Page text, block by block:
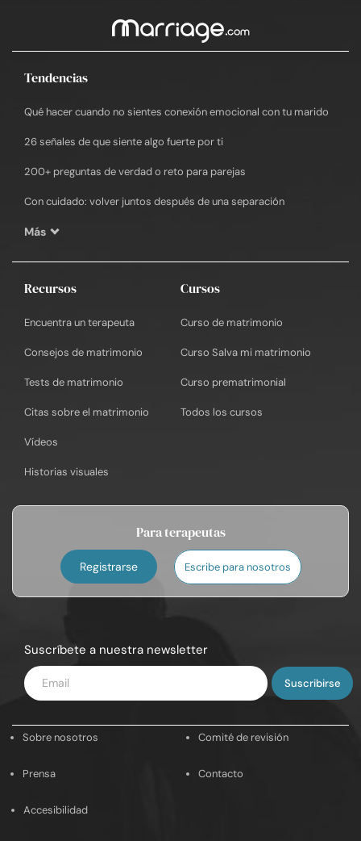
Tendencias
Qué hacer cuando no sientes conexión emocional con tu marido
26 señales de que siente algo fuerte por ti
200+ preguntas de verdad o reto para parejas
Con cuidado: volver juntos después de una separación
Más
Recursos
Encuentra un terapeuta
Consejos de matrimonio
Tests de matrimonio
Citas sobre el matrimonio
Vídeos
Historias visuales
Cursos
Curso de matrimonio
Curso Salva mi matrimonio
Curso prematrimonial
Todos los cursos
Para terapeutas
Registrarse Escribe para nosotros
Suscríbete a nuestra newsletter
Introduce
tu
Sobre nosotros Comité de revisión
Prensa Contacto
Accesibilidad